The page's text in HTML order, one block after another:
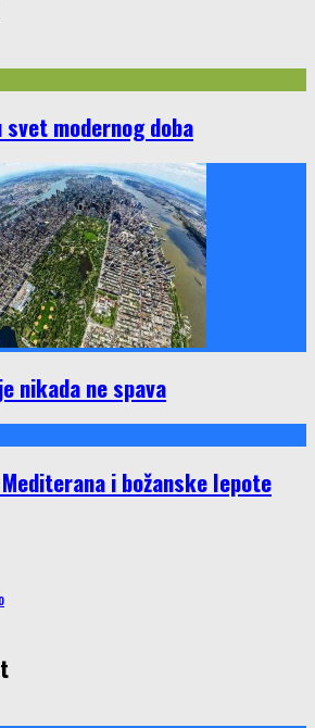
modernog doba
nikada ne spava
i božanske lepote